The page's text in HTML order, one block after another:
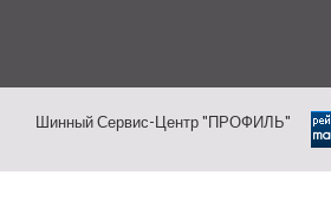
Шинный Сервис-Центр "ПРОФИЛЬ"